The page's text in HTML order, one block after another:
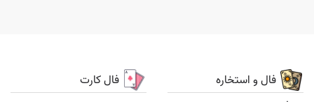
فال و استخاره فال کارت